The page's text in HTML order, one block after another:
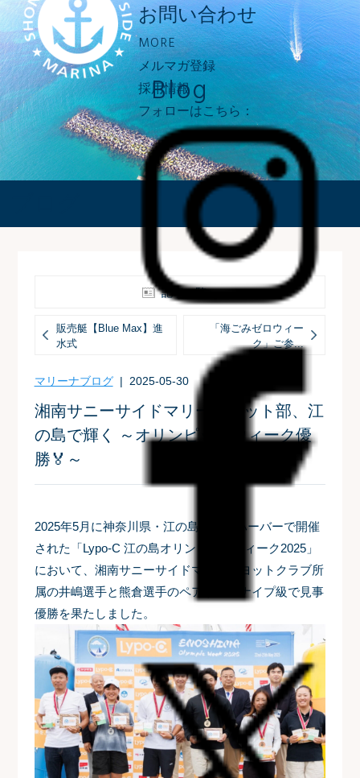
お問い合わせ
MORE
メルマガ登録
採用情報
フォローはこちら：
Blog
記事一覧へ
販売艇【Blue Max】進
水式
「海ごみゼロウィー
ク」ご参...
マリーナブログ| 2025-05-30
湘南サニーサイドマリーナヨット部、江
の島で輝く ～オリンピックウィーク優
勝🏅～
2025年5月に神奈川県・江の島ヨットハーバーで開催
された「Lypo-C 江の島オリンピックウィーク2025」
において、湘南サニーサイドマリーナヨットクラブ所
属の井嶋選手と熊倉選手のペアが、スナイプ級で見事
優勝を果たしました。